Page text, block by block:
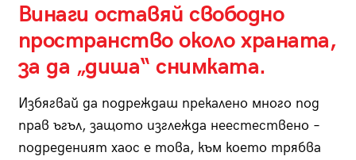
Винаги оставяй свободно
пространство около храната,
за да „диша“ снимката.
Избягвай да подреждаш прекалено много под
прав ъгъл, защото изглежда неестествено –
подреденият хаос е това, към което трябва